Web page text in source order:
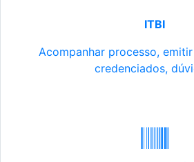
ITBI
Acompanhar processo,
credenciados,